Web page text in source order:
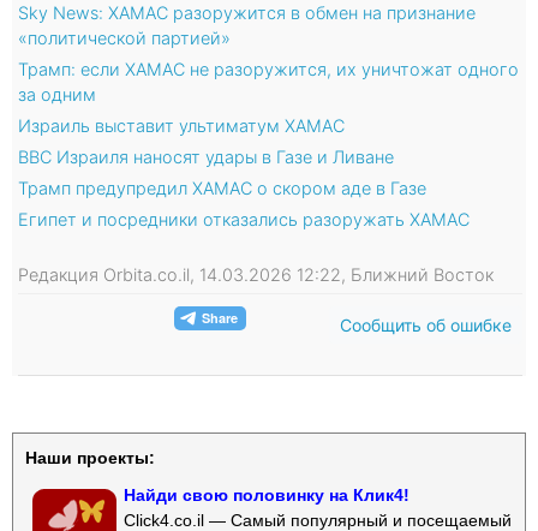
Sky News: ХАМАС разоружится в обмен на признание
«политической партией»
Трамп: если ХАМАС не разоружится, их уничтожат одного
за одним
Израиль выставит ультиматум ХАМАС
ВВС Израиля наносят удары в Газе и Ливане
Трамп предупредил ХАМАС о скором аде в Газе
Египет и посредники отказались разоружать ХАМАС
Редакция Orbita.co.il, 14.03.2026 12:22, Ближний Восток
Сообщить об ошибке
Наши проекты:
Найди свою половинку на Клик4!
Click4.co.il — Самый популярный и посещаемый